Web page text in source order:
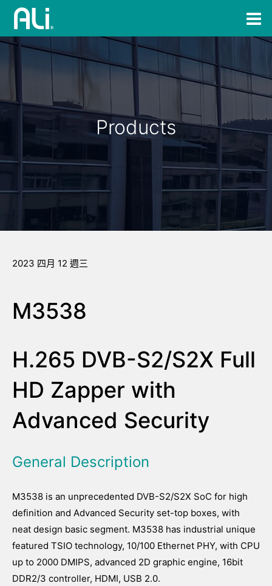
Products
2023 四月 12 週三
M3538
H.265 DVB-S2/S2X Full
HD Zapper with
Advanced Security
General Description
M3538 is an unprecedented DVB-S2/S2X SoC for high
definition and Advanced Security set-top boxes, with
neat design basic segment. M3538 has industrial unique
featured TSIO technology, 10/100 Ethernet PHY, with CPU
up to 2000 DMIPS, advanced 2D graphic engine, 16bit
DDR2/3 controller, HDMI, USB 2.0.